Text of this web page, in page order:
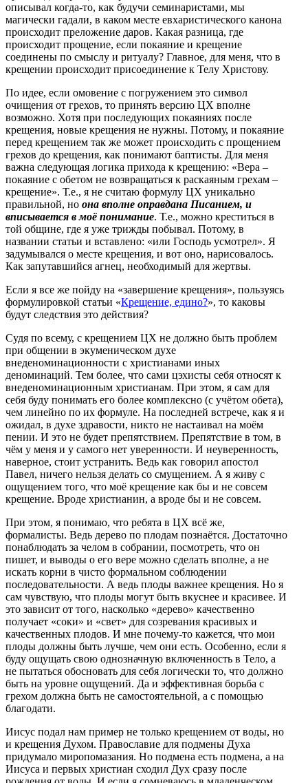
описывал когда-то, как будучи семинаристами, мы
магически гадали, в каком месте евхаристического канона
происходит преложение даров. Какая разница, где
происходит прощение, если покаяние и крещение
соединены по смыслу и ритуалу? Главное, для меня, что в
крещении происходит присоединение к Телу Христову.
По идее, если омовение с погружением это символ
очищения от грехов, то принять версию ЦХ вполне
возможно. Хотя при последующих покаяниях после
крещения, новые крещения не нужны. Потому, и покаяние
перед крещением так же может происходить с прощением
грехов до крещения, как понимают баптисты. Для меня
важна следующая логика прихода к крещению: «Вера –
покаяние с обетом не возвращаться к раскаяным грехам –
крещение». Т.е., я не считаю формулу ЦХ уникально
правильной, но она вполне оправдана Писанием, и
вписывается в моё понимание. Т.е., можно креститься в
той общине, где я уже трижды побывал. Потому, в
названии статьи и вставлено: «или Господь усмотрел». Я
задумывался о месте крещения, и вот оно, нарисовалось.
Как запутавшийся агнец, необходимый для жертвы.
Если я все же пойду на «завершение крещения», пользуясь
формулировкой статьи «Крещение, едино?», то каковы
будут следствия это действия?
Судя по всему, с крещением ЦХ не должно быть проблем
при общении в экуменическом духе
внеденоминационности с христианами иных
деноминаций. Тем более, что сами цэхисты себя относят к
внеденоминационным христианам. При этом, я сам для
себя буду понимать его более комплексно (с учётом обета),
чем линейно по их формуле. На последней встрече, как я и
ожидал, в духе здравости, никто не настаивал на моём
пении. И это не будет препятствием. Препятствие в том, в
чём у меня и у самого нет уверенности. И неуверенность,
наверное, стоит устранить. Ведь как говорил апостол
Павел, ничего нельзя делать со смущением. А я живу с
ощущением того, что моё крещение как бы и не совсем
крещение. Вроде христианин, а вроде бы и не совсем.
При этом, я понимаю, что ребята в ЦХ всё же,
формалисты. Ведь дерево по плодам познаётся. Достаточно
понаблюдать за челом в собрании, посмотреть, что он
пишет, и выводы о его вере можно сделать вполне, а не
искать корни в чисто формальном соблюдении
последовательности. А ведь плоды важнее крещения. Но я
сам чувствую, что плоды могут быть вкуснее и красивее. И
это зависит от того, насколько «дерево» качественно
получает «соки» и «свет» для созревания красивых и
качественных плодов. И мне почему-то кажется, что мои
плоды должны быть лучше, чем они есть. Особенно, если я
буду ощущать свою однозначную включенность в Тело, а
не пытаться обосновать для себя логически то, что должно
быть на уровне ощущений. Да и эффективная борьба с
грехом должна быть не самостоятельной, а с помощью
благодати.
Иисус подал нам пример не только крещением от воды, но
и крещения Духом. Православие для подмены Духа
придумало миропомазания. Но подмена есть подмена, а на
Иисуса и первых христиан сходил Дух сразу после